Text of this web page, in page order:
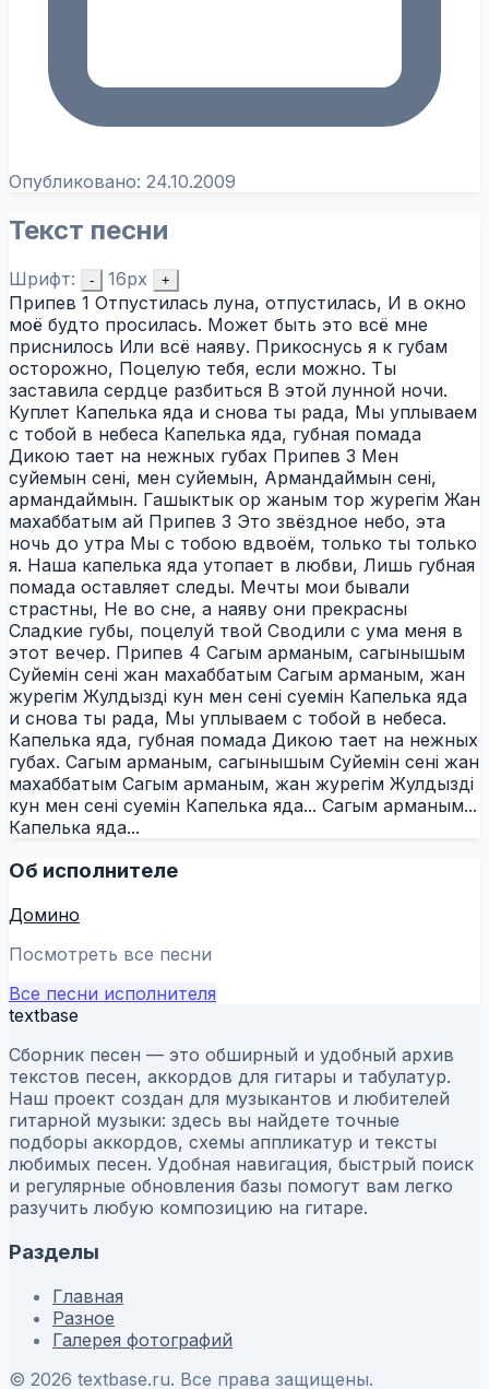
Опубликовано: 24.10.2009
Текст песни
Шрифт: - 16px +
Припев 1 Отпустилась луна, отпустилась, И в окно
моё будто просилась. Может быть это всё мне
приснилось Или всё наяву. Прикоснусь я к губам
осторожно, Поцелую тебя, если можно. Ты
заставила сердце разбиться В этой лунной ночи.
Куплет Капелька яда и снова ты рада, Мы уплываем
с тобой в небеса Капелька яда, губная помада
Дикою тает на нежных губах Припев 3 Мен
суйемын сенi, мен суйемын, Армандаймын сенi,
армандаймын. Гашыктык ор жаным тор журегiм Жан
махаббатым ай Припев 3 Это звёздное небо, эта
ночь до утра Мы с тобою вдвоём, только ты только
я. Наша капелька яда утопает в любви, Лишь губная
помада оставляет следы. Мечты мои бывали
страстны, Не во сне, а наяву они прекрасны
Сладкие губы, поцелуй твой Сводили с ума меня в
этот вечер. Припев 4 Сагым арманым, сагынышым
Суйемiн сенi жан махаббатым Сагым арманым, жан
журегiм Жулдыздi кун мен сенi суемiн Капелька яда
и снова ты рада, Мы уплываем с тобой в небеса.
Капелька яда, губная помада Дикою тает на нежных
губах. Сагым арманым, сагынышым Суйемiн сенi жан
махаббатым Сагым арманым, жан журегiм Жулдыздi
кун мен сенi суемiн Капелька яда... Сагым арманым...
Капелька яда...
Об исполнителе
Домино
Посмотреть все песни
Все песни исполнителя
textbase
Сборник песен — это обширный и удобный архив
текстов песен, аккордов для гитары и табулатур.
Наш проект создан для музыкантов и любителей
гитарной музыки: здесь вы найдете точные
подборы аккордов, схемы аппликатур и тексты
любимых песен. Удобная навигация, быстрый поиск
и регулярные обновления базы помогут вам легко
разучить любую композицию на гитаре.
Разделы
Главная
Разное
Галерея фотографий
© 2026 textbase.ru. Все права защищены.